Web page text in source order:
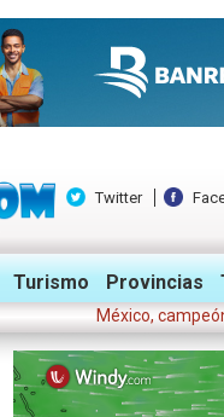
Twitter
Turismo Provincias
México, campeón de